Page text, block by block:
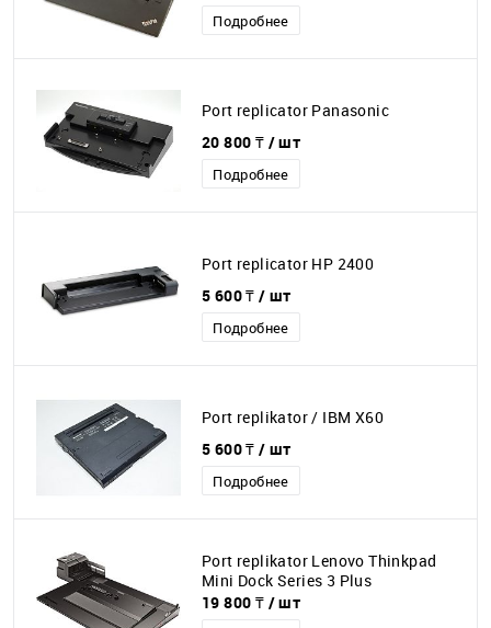
Подробнее
Port repliсator Panasonic
20 800 ₸ / шт
Подробнее
Port replicator HP 2400
5 600 ₸/ шт
Подробнее
Port replikator / IBM X60
5 600 ₸/ шт
Подробнее
Port replikator Lenovo Thinkpad
Mini Dock Series 3 Plus
19 800 ₸ / шт